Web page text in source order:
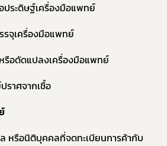
ประดิษฐ์เครื่องมือแพทย์
รจุเครื่องมือแพทย์
อดัดแปลงเครื่องมือแพทย์
ราศจากเชื้อ
หรือนิติบุคคลที่จดทะเบียนการค้ากับ